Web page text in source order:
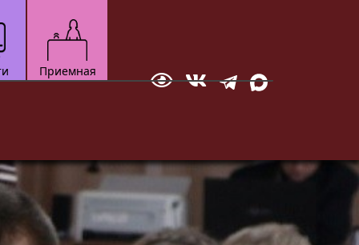
многоборье
Приемная